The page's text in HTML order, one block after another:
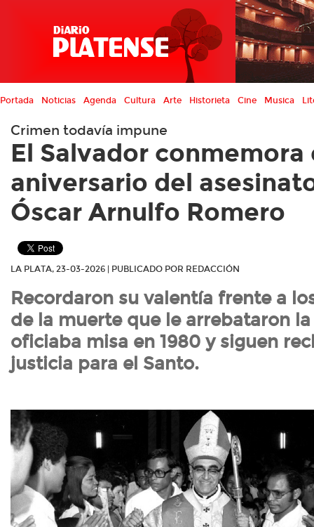
Portada Noticias Agenda Cultura Arte Historieta Cine Musica
Crimen todavía impune
El Salvador conmemora
aniversario del
Óscar Arnulfo Romero
LA PLATA, 23-03-2026 | PUBLICADO POR REDACCIÓN
Recordaron su valentía frente a
de la muerte que le arrebataron
oficiaba misa en 1980 y siguen
justicia para el Santo.